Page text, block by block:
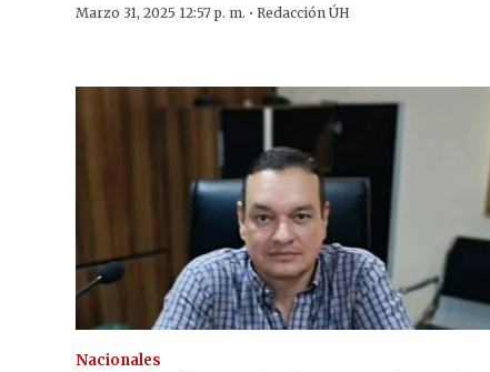
Marzo 31, 2025 12:57 p. m. · Redacción ÚH
Nacionales